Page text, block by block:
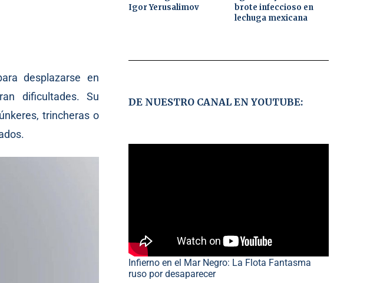
desplazarse en
dificultades. Su
trincheras o
Igor Yerusalimov
brote infeccioso en
lechuga mexicana
DE NUESTRO CANAL EN YOUTUBE:
Infierno en el Mar Negro: La Flota Fantasma
ruso por desaparecer